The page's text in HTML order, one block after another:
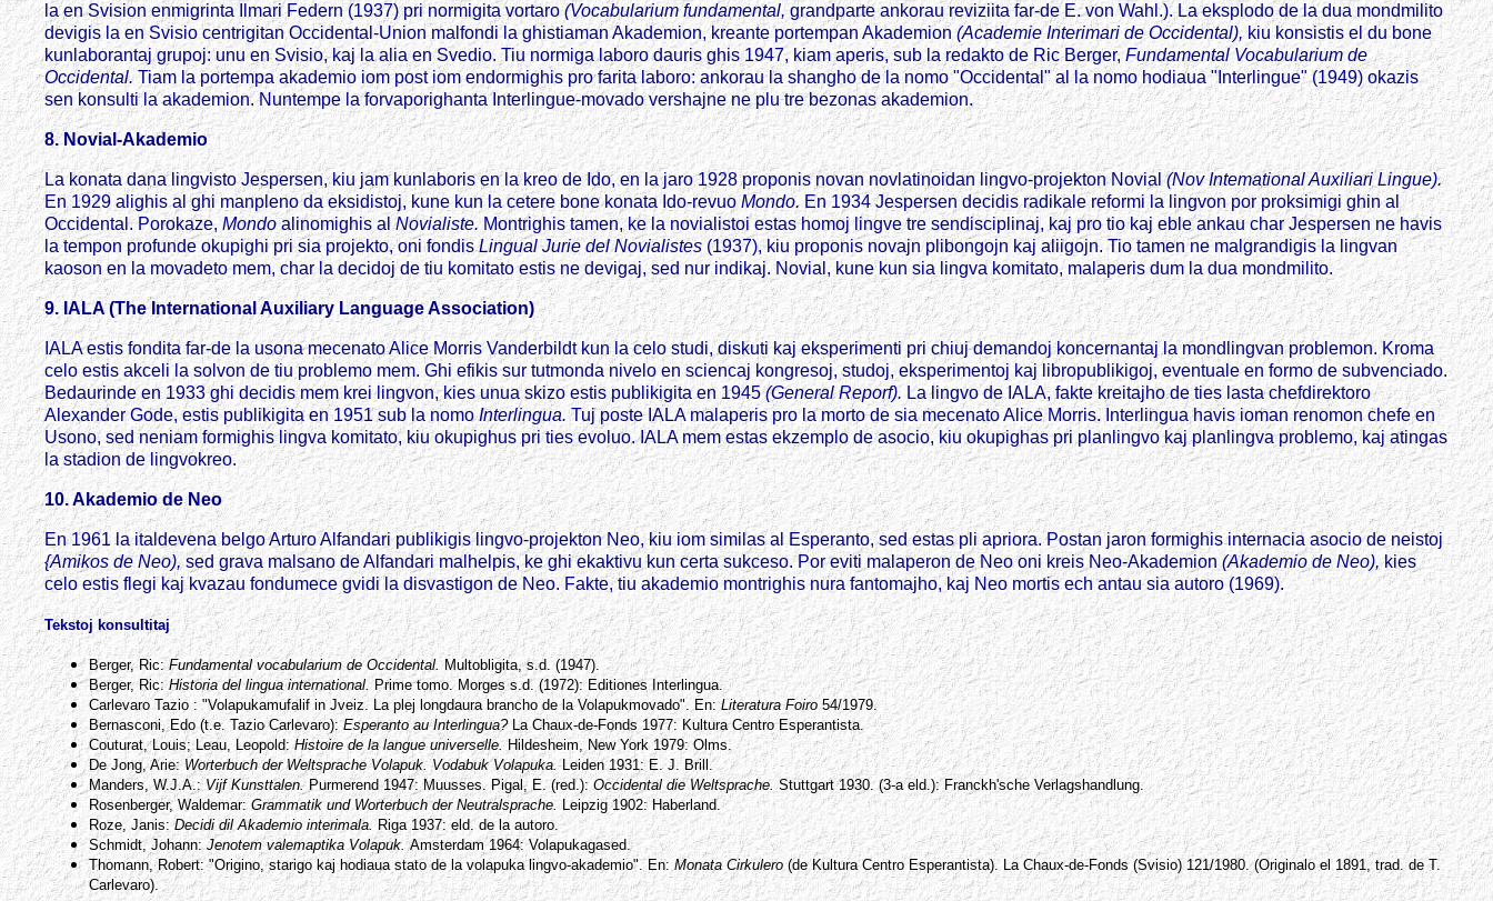
la en Svision enmigrinta Ilmari Federn (1937) pri normigita vortaro(Vocabularium fundamental,grandparte ankorau reviziita far-de E. von Wahl.). La eksplodo de la dua mondmilito
devigis la en Svisio centrigitan Occidental-Union malfondi la ghistiaman Akademion, kreante portempan Akademion (Academie Interimari de Occidental), kiu konsistis el du bone
kunlaborantaj grupoj: unu en Svisio, kaj la alia en Svedio. Tiu normiga laboro dauris ghis 1947, kiam aperis, sub la redakto de Ric Berger, Fundamental Vocabularium de
Occidental.Tiam la portempa akademio iom post iom endormighis pro farita laboro: ankorau la shangho de la nomo "Occidental" al la nomo hodiaua "Interlingue" (1949) okazis
sen konsulti la akademion. Nuntempe la forvaporighanta Interlingue-movado vershajne ne plu tre bezonas akademion.
8. Novial-Akademio
La konata dana lingvisto Jespersen, kiu jam kunlaboris en la kreo de Ido, en la jaro 1928 proponis novan novlatinoidan lingvo-projekton Novial(Nov Intemational Auxiliari Lingue).
En 1929 alighis al ghi manpleno da eksidistoj, kune kun la cetere bone konata Ido-revuo Mondo. En 1934 Jespersen decidis radikale reformi la lingvon por proksimigi ghin al
Occidental. Porokaze, Mondoalinomighis alNovialiste. Montrighis tamen, ke la novialistoi estas homoj lingve tre sendisciplinaj, kaj pro tio kaj eble ankau char Jespersen ne havis
la tempon profunde okupighi pri sia projekto, oni fondisLingual Jurie del Novialistes (1937), kiu proponis novajn plibongojn kaj aliigojn. Tio tamen ne malgrandigis la lingvan
kaoson en la movadeto mem, char la decidoj de tiu komitato estis ne devigaj, sed nur indikaj. Novial, kune kun sia lingva komitato, malaperis dum la dua mondmilito.
9. IALA (The International Auxiliary Language Association)
IALA estis fondita far-de la usona mecenato Alice Morris Vanderbildt kun la celo studi, diskuti kaj eksperimenti pri chiuj demandoj koncernantaj la mondlingvan problemon. Kroma
celo estis akceli la solvon de tiu problemo mem. Ghi efikis sur tutmonda nivelo en sciencaj kongresoj, studoj, eksperimentoj kaj libropublikigoj, eventuale en formo de subvenciado.
Bedaurinde en 1933 ghi decidis mem krei lingvon, kies unua skizo estis publikigita en 1945(General Reporf). La lingvo de IALA, fakte kreitajho de ties lasta chefdirektoro
Alexander Gode, estis publikigita en 1951 sub la nomoInterlingua.Tuj poste IALA malaperis pro la morto de sia mecenato Alice Morris. Interlingua havis ioman renomon chefe en
Usono, sed neniam formighis lingva komitato, kiu okupighus pri ties evoluo. IALA mem estas ekzemplo de asocio, kiu okupighas pri planlingvo kaj planlingva problemo, kaj atingas
la stadion de lingvokreo.
10. Akademio de Neo
En 1961 la italdevena belgo Arturo Alfandari publikigis lingvo-projekton Neo, kiu iom similas al Esperanto, sed estas pli apriora. Postan jaron formighis internacia asocio de neistoj
{Amikos de Neo),sed grava malsano de Alfandari malhelpis, ke ghi ekaktivu kun certa sukceso. Por eviti malaperon de Neo oni kreis Neo-Akademion (Akademio de Neo),kies
celo estis flegi kaj kvazau fondumece gvidi la disvastigon de Neo. Fakte, tiu akademio montrighis nura fantomajho, kaj Neo mortis ech antau sia autoro (1969).
Tekstoj konsultitaj
Berger, Ric:Fundamental vocabularium de Occidental. Multobligita, s.d. (1947).
Berger, Ric:Historia del lingua international. Prime tomo. Morges s.d. (1972): Editiones Interlingua.
Carlevaro Tazio : "Volapukamufalif in Jveiz. La plej longdaura brancho de la Volapukmovado". En:Literatura Foiro54/1979.
Bernasconi, Edo (t.e. Tazio Carlevaro):Esperanto au Interlingua?La Chaux-de-Fonds 1977: Kultura Centro Esperantista.
Couturat, Louis; Leau, Leopold:Histoire de la langue universelle.Hildesheim, New York 1979: Olms.
De Jong, Arie: Worterbuch der Weltsprache Volapuk. Vodabuk Volapuka.Leiden 1931: E. J. Brill.
Manders, W.J.A.: Vijf Kunsttalen. Purmerend 1947: Muusses. Pigal, E. (red.): Occidental die Weltsprache. Stuttgart 1930. (3-a eld.): Franckh'sche Verlagshandlung.
Rosenberger, Waldemar: Grammatik und Worterbuch der Neutralsprache. Leipzig 1902: Haberland.
Roze, Janis:Decidi dil Akademio interimala.Riga 1937: eld. de la autoro.
Schmidt, Johann:Jenotem valemaptika Volapuk.Amsterdam 1964: Volapukagased.
Thomann, Robert: "Origino, starigo kaj hodiaua stato de la volapuka lingvo-akademio". En: Monata Cirkulero(de Kultura Centro Esperantista). La Chaux-de-Fonds (Svisio) 121/1980. (Originalo el 1891, trad. de T.
Carlevaro).